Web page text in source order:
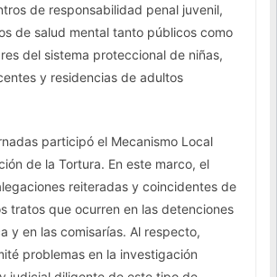
de responsabilidad penal juvenil,
de salud mental tanto públicos como
del sistema proteccional de niñas,
y residencias de adultos
participó el Mecanismo Local
de la Tortura. En este marco, el
reiteradas y coincidentes de
tratos que ocurren en las detenciones
y en las comisarías. Al respecto,
problemas en la investigación